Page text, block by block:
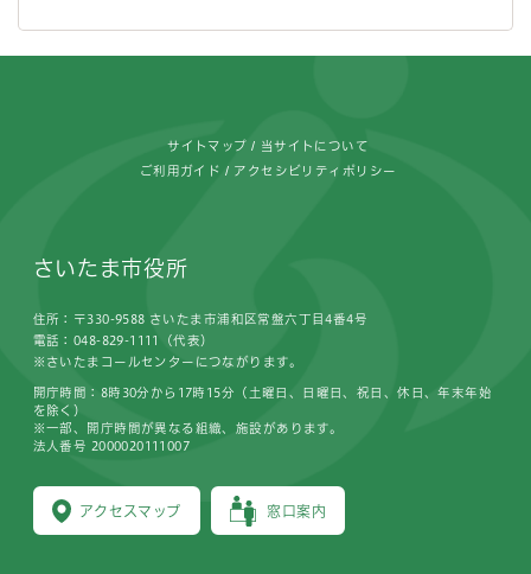
サイトマップ 当サイトについて
ご利用ガイド アクセシビリティポリシー
さいたま市役所
住所：〒330-9588 さいたま市浦和区常盤六丁目4番4号
電話：048-829-1111（代表）
※さいたまコールセンターにつながります。
アクセスマップ 窓口案内
開庁時間：8時30分から17時15分（土曜日、日曜日、祝日、休日、年末年始
を除く）
※一部、開庁時間が異なる組織、施設があります。
法人番号 2000020111007